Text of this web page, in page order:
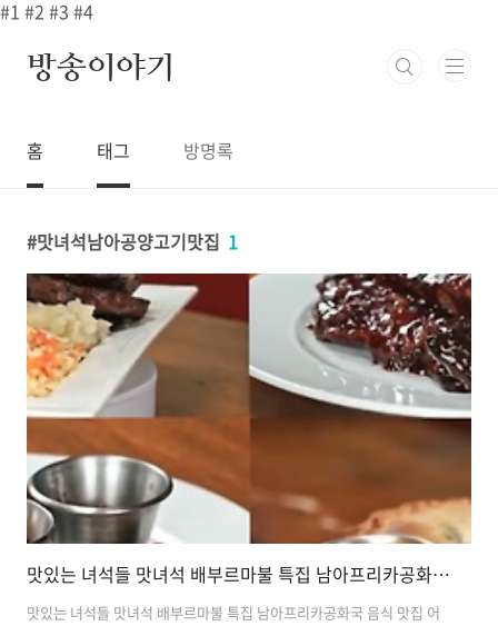
#1 #2 #3 #4
본문 바로가기
방송이야기
홈 태그 방명록
맛녀석남아공양고기맛집 1
맛있는 녀석들 맛녀석 배부르마불 특집 남아프리카공화국 음식 맛집 어디? 433회 양갈비 미트플래터 식당 위치 정보
맛있는 녀석들 맛녀석 배부르마불 특집 남아프리카공화국 음식 맛집 어